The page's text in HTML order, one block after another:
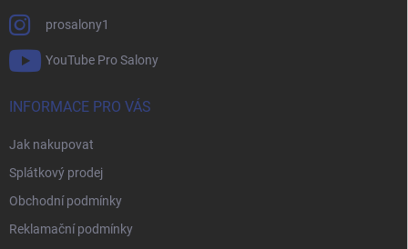
prosalony1
YouTube Pro Salony
INFORMACE PRO VÁS
Jak nakupovat
Splátkový prodej
Obchodní podmínky
Reklamační podmínky